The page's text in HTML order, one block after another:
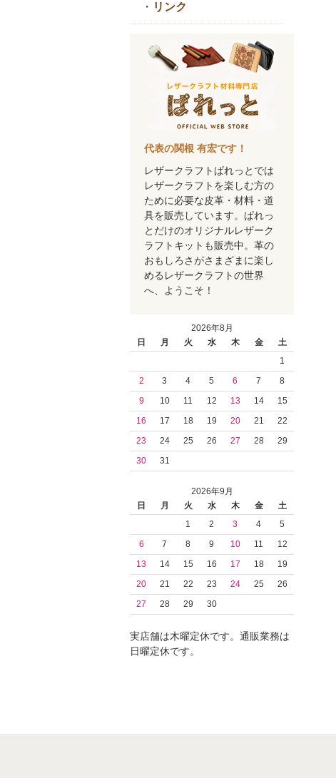
・ リンク
代表の関根 有宏です！
レザークラフトぱれっとでは
レザークラフトを楽しむ方の
ために必要な皮革・材料・道
具を販売しています。ぱれっ
とだけのオリジナルレザーク
ラフトキットも販売中。革の
おもしろさがさまざまに楽し
めるレザークラフトの世界
へ、ようこそ！
2026年8月
日
月 火 水 木 金
土
1
2
3 4 5 6 7
8
9
10 11 12 13 14
15
16
17 18 19 20 21
22
23
24 25 26 27 28
29
30
31
2026年9月
日
月 火 水 木 金
土
1
2 3 4
5
6
7 8 9 10 11
12
13
14 15 16 17 18
19
20
21 22 23 24 25
26
27
28 29 30
実店舗は木曜定休です。通販業務は
日曜定休です。